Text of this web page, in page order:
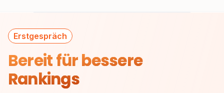
Erstgespräch
Bereit fürbessere
Rankings